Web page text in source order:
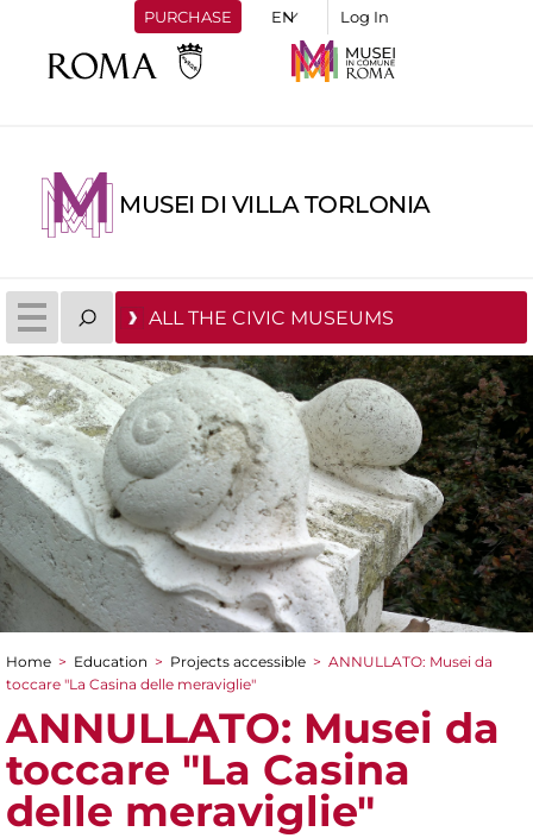
PURCHASE Log In
MUSEI DI VILLA TORLONIA
ALL THE CIVIC MUSEUMS
You are here
Home > Education > Projects accessible > ANNULLATO: Musei da
toccare "La Casina delle meraviglie"
ANNULLATO: Musei da
toccare "La Casina
delle meraviglie"